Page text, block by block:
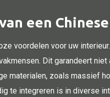
een
voordelen voor uw
Dit garandeert
materialen, zoals massief
te integreren is in diverse